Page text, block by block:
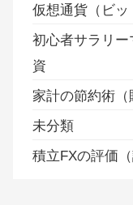
イアント型）
ビットコイン
取り扱い通貨多
ト
草コインで億り